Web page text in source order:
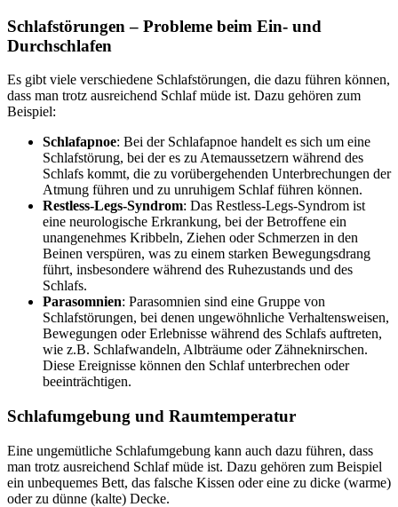
Schlafstörungen – Probleme beim Ein- und
Durchschlafen
Es gibt viele verschiedene Schlafstörungen, die dazu führen können,
dass man trotz ausreichend Schlaf müde ist. Dazu gehören zum
Beispiel:
Schlafapnoe: Bei der Schlafapnoe handelt es sich um eine
Schlafstörung, bei der es zu Atemaussetzern während des
Schlafs kommt, die zu vorübergehenden Unterbrechungen der
Atmung führen und zu unruhigem Schlaf führen können.
Restless-Legs-Syndrom: Das Restless-Legs-Syndrom ist
eine neurologische Erkrankung, bei der Betroffene ein
unangenehmes Kribbeln, Ziehen oder Schmerzen in den
Beinen verspüren, was zu einem starken Bewegungsdrang
führt, insbesondere während des Ruhezustands und des
Schlafs.
Parasomnien: Parasomnien sind eine Gruppe von
Schlafstörungen, bei denen ungewöhnliche Verhaltensweisen,
Bewegungen oder Erlebnisse während des Schlafs auftreten,
wie z.B. Schlafwandeln, Albträume oder Zähneknirschen.
Diese Ereignisse können den Schlaf unterbrechen oder
beeinträchtigen.
Schlafumgebung und Raumtemperatur
Eine ungemütliche Schlafumgebung kann auch dazu führen, dass
man trotz ausreichend Schlaf müde ist. Dazu gehören zum Beispiel
ein unbequemes Bett, das falsche Kissen oder eine zu dicke (warme)
oder zu dünne (kalte) Decke.